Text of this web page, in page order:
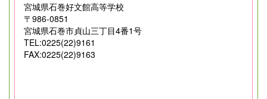
宮城県石巻好文館高等学校
〒986-0851
宮城県石巻市貞山三丁目4番1号
TEL:0225(22)9161
FAX:0225(22)9163